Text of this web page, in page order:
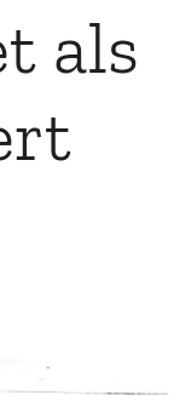
als